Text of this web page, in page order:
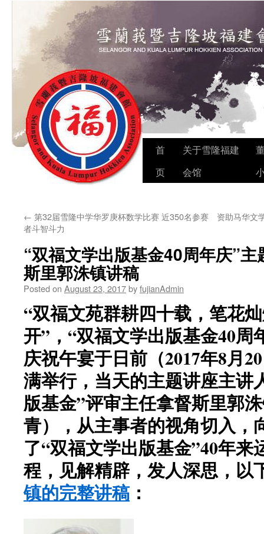
Skip
首
页
关于雪隆福建
会馆
← 第32届雪隆中学华罗庚杯数学比赛 近350名参赛
者斗智斗力
资助马华文
“双福文学出版基金40周年庆”
斯里郭洙镇讲稿
Posted on August 23, 2017byfujianAdmin
“双福文苑群耕四十载，笔花
开”，“双福文学出版基金40周
庆祝午宴于日前（2017年8月
满举行，当天的主题讲座主讲
版基金”评审主任拿督斯里郭
青），从主事者的视角切入，
了“双福文学出版基金”40年来
程，见解精辟，发人深思，以
镇的完整讲稿 ：